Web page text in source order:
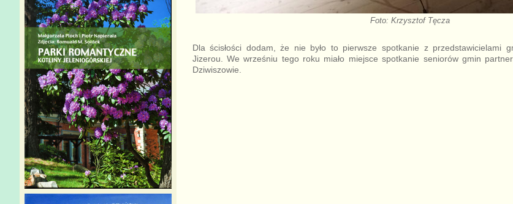
Foto: Krzysztof Tęcza
Dla ścisłości dodam, że nie było to pierwsze spotkanie z przedstawicielami
Jizerou. We wrześniu tego roku miało miejsce spotkanie seniorów gmin
Dziwiszowie.